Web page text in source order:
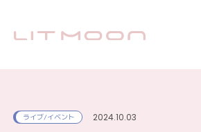
ライブ/イベント 2024.10.03